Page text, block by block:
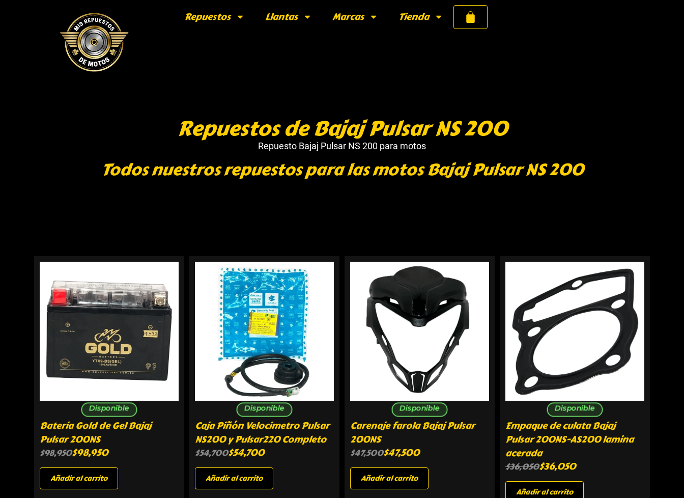
Repuestos Llantas Marcas Tienda
Repuestos de Bajaj Pulsar NS 200
Repuesto Bajaj Pulsar NS 200 para motos
Todos nuestros repuestos para las motos Bajaj Pulsar NS 200
Disponible
Bateria Gold de Gel Bajaj
Pulsar 200NS
$98,950$98,950
Añadir al carrito
Disponible
Caja Piñón Velocimetro Pulsar
NS200 y Pulsar220 Completo
$54,700$54,700
Añadir al carrito
Disponible
Carenaje farola Bajaj Pulsar
200NS
$47,500$47,500
Añadir al carrito
Disponible
Empaque de culata Bajaj
Pulsar 200NS-AS200 lamina
acerada
$36,050$36,050
Añadir al carrito